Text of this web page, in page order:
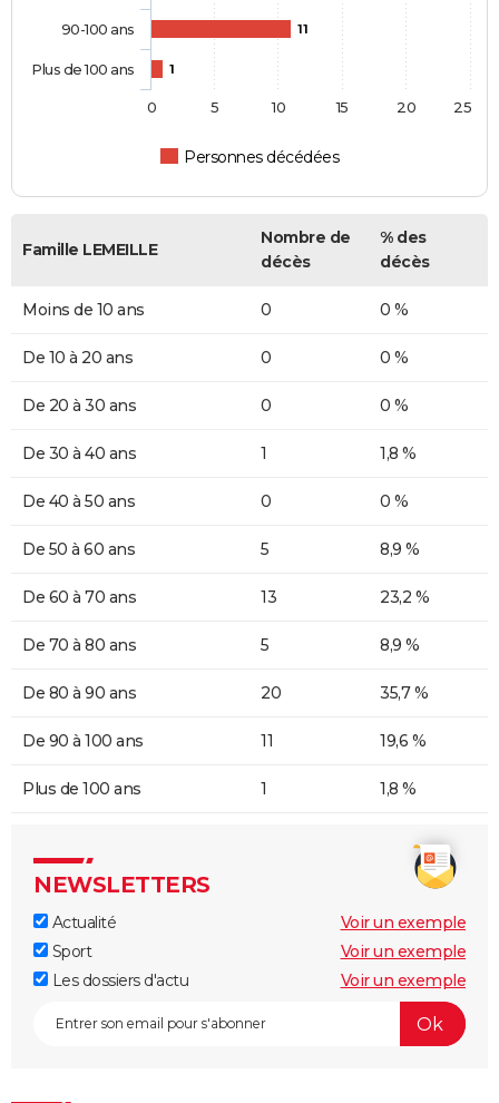
11
1
Personnes décédées
90-100 ans
Plus de 100 ans
0 5 10 15 20 25
Famille LEMEILLE
Nombre de
décès
% des
décès
Moins de 10 ans 0 0 %
De 10 à 20 ans 0 0 %
De 20 à 30 ans 0 0 %
De 30 à 40 ans 1 1,8 %
De 40 à 50 ans 0 0 %
De 50 à 60 ans 5 8,9 %
De 60 à 70 ans 13 23,2 %
De 70 à 80 ans 5 8,9 %
De 80 à 90 ans 20 35,7 %
De 90 à 100 ans 11 19,6 %
Plus de 100 ans 1 1,8 %
NEWSLETTERS
Actualité
Voir un exemple
Sport
Voir un exemple
Les dossiers d'actu
Voir un exemple